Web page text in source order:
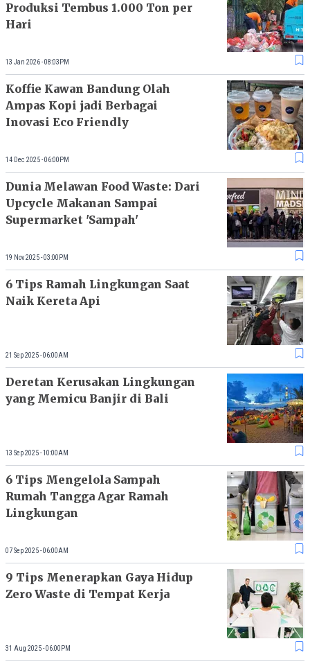
Produksi Tembus 1.000 Ton per
Hari
13 Jan 2026 - 08:03PM
Koffie Kawan Bandung Olah
Ampas Kopi jadi Berbagai
Inovasi Eco Friendly
14 Dec 2025 - 06:00PM
Dunia Melawan Food Waste: Dari
Upcycle Makanan Sampai
Supermarket 'Sampah'
19 Nov 2025 - 03:00PM
6 Tips Ramah Lingkungan Saat
Naik Kereta Api
21 Sep 2025 - 06:00AM
Deretan Kerusakan Lingkungan
yang Memicu Banjir di Bali
13 Sep 2025 - 10:00AM
6 Tips Mengelola Sampah
Rumah Tangga Agar Ramah
Lingkungan
07 Sep 2025 - 06:00AM
9 Tips Menerapkan Gaya Hidup
Zero Waste di Tempat Kerja
31 Aug 2025 - 06:00PM